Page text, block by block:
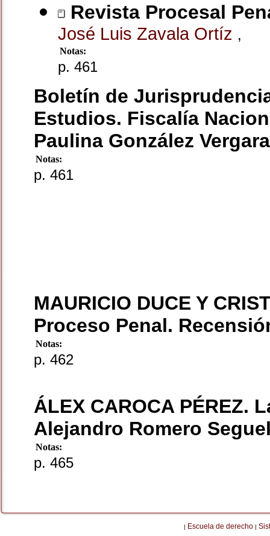
Revista Procesal
José Luis Zavala Ortíz ,
Notas:
p. 461
Boletín de
Estudios. Fiscalía
Paulina González Vergara
Notas:
p. 461
MAURICIO DUCE Y
Proceso Penal.
Notas:
p. 462
ÁLEX CAROCA PÉREZ.
Alejandro Romero
Notas:
p. 465
| Escuela de derecho |